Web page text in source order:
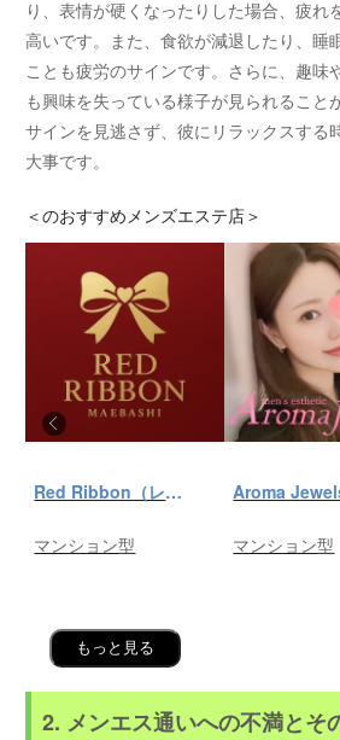
り、表情が硬くなったりした場合、疲れ
高いです。また、食欲が減退したり、睡
ことも疲労のサインです。さらに、趣味
も興味を失っている様子が見られること
サインを見逃さず、彼にリラックスする
大事です。
＜のおすすめメンズエステ店＞
Red Ribbon（レッドリボン）前橋
マンション型 マンション型
もっと見る
2. メンエス通いへの不満とそ